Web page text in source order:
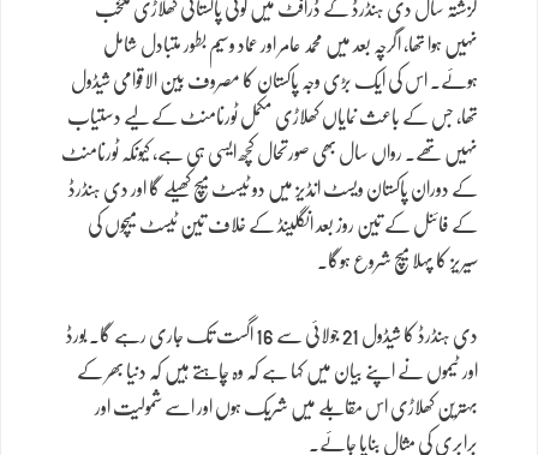
گزشتہ سال دی ہنڈرڈ کے ڈرافٹ میں کوئی پاکستانی کھلاڑی منتخب
نہیں ہوا تھا، اگرچہ بعد میں محمد عامر اور عماد وسیم بطور متبادل شامل
ہوئے۔ اس کی ایک بڑی وجہ پاکستان کا مصروف بین الاقوامی شیڈول
تھا، جس کے باعث نمایاں کھلاڑی مکمل ٹورنامنٹ کے لیے دستیاب
نہیں تھے۔ رواں سال بھی صورتحال کچھ ایسی ہی ہے، کیونکہ ٹورنامنٹ
کے دوران پاکستان ویسٹ انڈیز میں دو ٹیسٹ میچ کھیلے گا اور دی ہنڈرڈ
کے فائنل کے تین روز بعد انگلینڈ کے خلاف تین ٹیسٹ میچوں کی
سیریز کا پہلا میچ شروع ہوگا۔
دی ہنڈرڈ کا شیڈول 21 جولائی سے 16 اگست تک جاری رہے گا۔ بورڈ
اور ٹیموں نے اپنے بیان میں کہا ہے کہ وہ چاہتے ہیں کہ دنیا بھر کے
بہترین کھلاڑی اس مقابلے میں شریک ہوں اور اسے شمولیت اور
برابری کی مثال بنایا جائے۔